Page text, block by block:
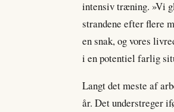
intensiv træning. »Vi
strandene efter flere
en snak, og vores
i en potentiel farlig
Langt det meste af
år. Det understreger